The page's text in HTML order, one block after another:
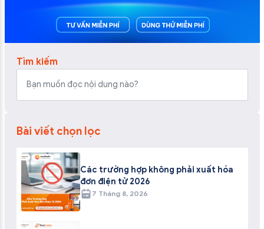
Tìm kiếm
Bài viết chọn lọc
Các trường hợp không phải xuất hóa
đơn điện tử 2026
7 Tháng 8, 2026